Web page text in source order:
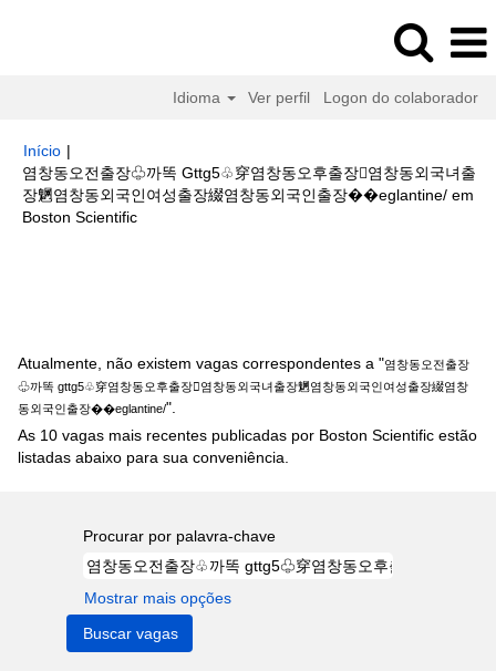
Idioma Ver perfil Logon do colaborador
Início |
염창동오전출장♧까똑 Gttg5♧穿염창동오후출장염창동외국녀출
장䰣염창동외국인여성출장綴염창동외국인출장��eglantine/ em
Boston Scientific(página
Atualmente, não existem vagas correspondentes a "염창동오전출장
♧까똑 gttg5♧穿염창동오후출장염창동외국녀출장䰣염창동외국인여성출장綴염창
동외국인출장��eglantine/".
As 10 vagas mais recentes publicadas por Boston Scientific estão
listadas abaixo para sua conveniência.
Procurar por palavra-chave
Mostrar mais opções